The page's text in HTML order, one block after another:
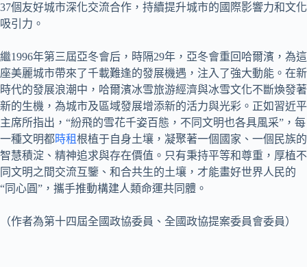
37個友好城市深化交流合作，持續提升城市的國際影響力和文化
吸引力。
繼1996年第三屆亞冬會后，時隔29年，亞冬會重回哈爾濱，為這
座美麗城市帶來了千載難逢的發展機遇，注入了強大動能。在新
時代的發展浪潮中，哈爾濱冰雪旅游經濟與冰雪文化不斷煥發著
新的生機，為城市及區域發展增添新的活力與光彩。正如習近平
主席所指出，“紛飛的雪花千姿百態，不同文明也各具風采”，每
一種文明都時租根植于自身土壤，凝聚著一個國家、一個民族的
智慧積淀、精神追求與存在價值。只有秉持平等和尊重，厚植不
同文明之間交流互鑒、和合共生的土壤，才能畫好世界人民的
“同心圓”，攜手推動構建人類命運共同體。
（作者為第十四屆全國政協委員、全國政協提案委員會委員）